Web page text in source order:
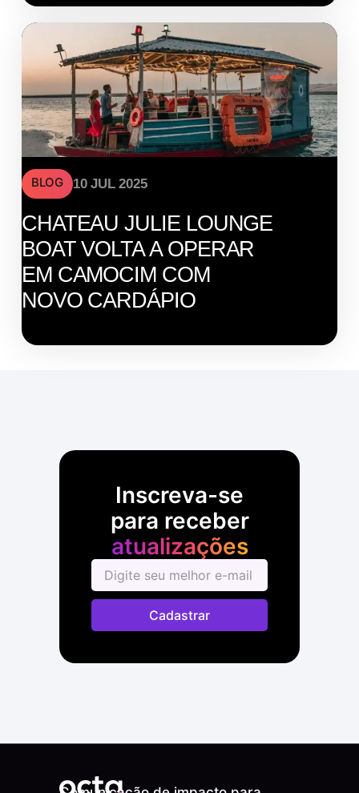
BLOG 10 JUL 2025
CHATEAU JULIE LOUNGE
BOAT VOLTA A OPERAR
EM CAMOCIM COM
NOVO CARDÁPIO
Inscreva-se
para receber
atualizações
Cadastrar